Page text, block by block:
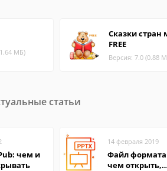
МБ)
Сказки стран
FREE
Версия: 7.0 (0.88
статьи
чем и
14 февраля 2019
Файл
чем открыть,